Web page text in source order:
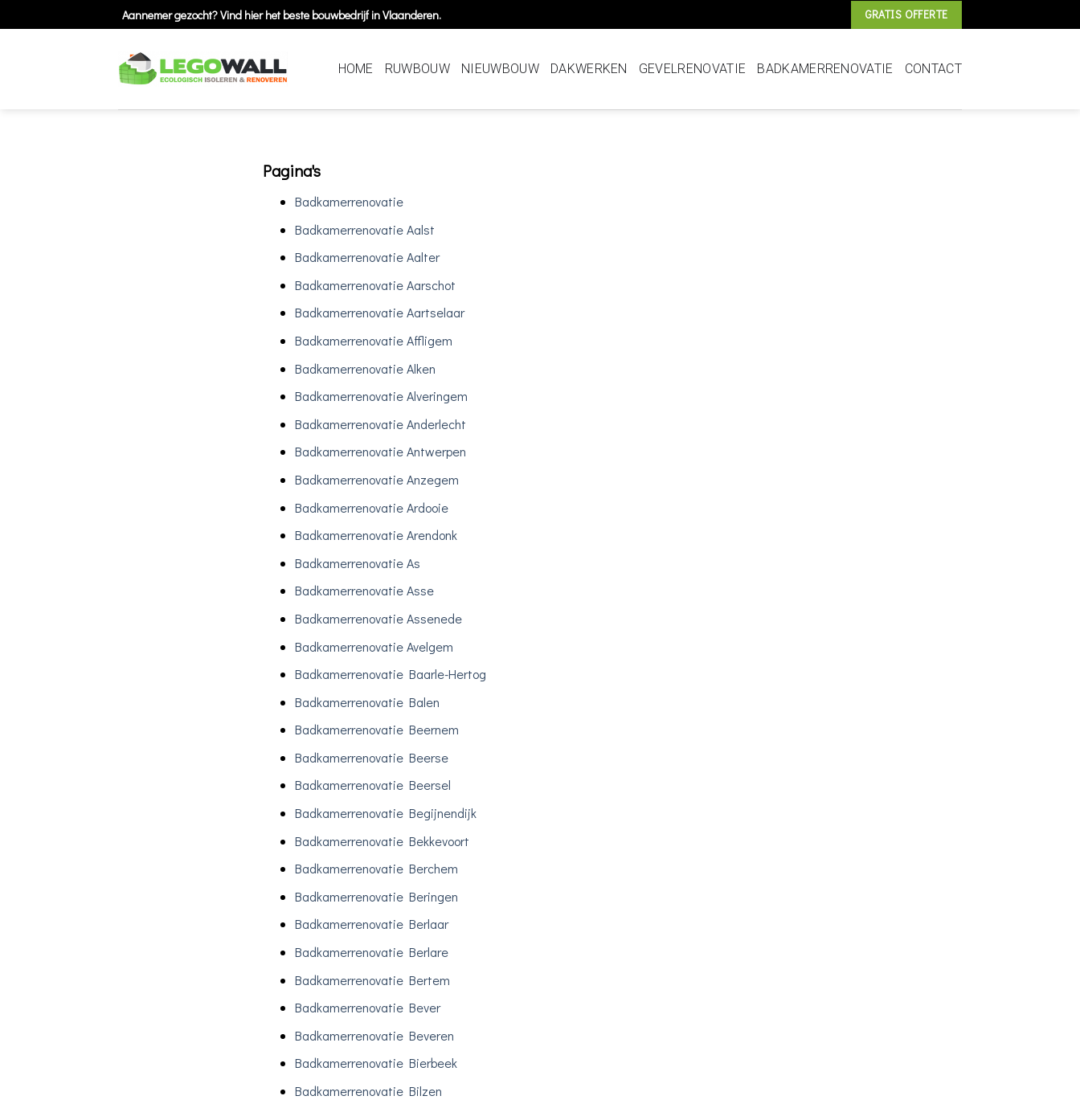
to
Aannemer gezocht? Vind hier het beste bouwbedrijf in Vlaanderen. GRATIS OFFERTE
HOME RUWBOUW NIEUWBOUW DAKWERKEN GEVELRENOVATIE BADKAMERRENOVATIE CONTACT
Pagina's
Badkamerrenovatie
Badkamerrenovatie Aalst
Badkamerrenovatie Aalter
Badkamerrenovatie Aarschot
Badkamerrenovatie Aartselaar
Badkamerrenovatie Affligem
Badkamerrenovatie Alken
Badkamerrenovatie Alveringem
Badkamerrenovatie Anderlecht
Badkamerrenovatie Antwerpen
Badkamerrenovatie Anzegem
Badkamerrenovatie Ardooie
Badkamerrenovatie Arendonk
Badkamerrenovatie As
Badkamerrenovatie Asse
Badkamerrenovatie Assenede
Badkamerrenovatie Avelgem
Badkamerrenovatie Baarle-Hertog
Badkamerrenovatie Balen
Badkamerrenovatie Beernem
Badkamerrenovatie Beerse
Badkamerrenovatie Beersel
Badkamerrenovatie Begijnendijk
Badkamerrenovatie Bekkevoort
Badkamerrenovatie Berchem
Badkamerrenovatie Beringen
Badkamerrenovatie Berlaar
Badkamerrenovatie Berlare
Badkamerrenovatie Bertem
Badkamerrenovatie Bever
Badkamerrenovatie Beveren
Badkamerrenovatie Bierbeek
Badkamerrenovatie Bilzen